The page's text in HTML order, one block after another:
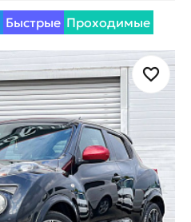
Быстрые Проходимые